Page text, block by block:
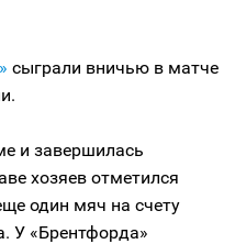
сыграли вничью в матче
и завершилась
хозяев отметился
один мяч на счету
У «Брентфорда»